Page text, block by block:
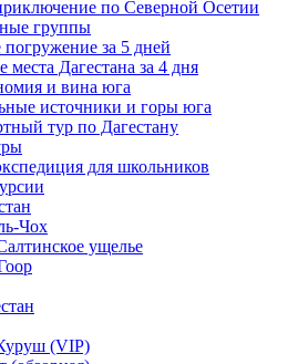
по Северной Осетии
группы
за 5 дней
места Дагестана за 4 дня
и вина юга
источники и горы юга
тур по Дагестану
для школьников
Чох
ущелье
(VIP)